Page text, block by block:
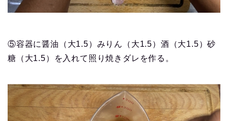
⑤容器に醤油（大1.5）みりん（大1.5）酒（大1.5）砂
糖（大1.5）を入れて照り焼きダレを作る。